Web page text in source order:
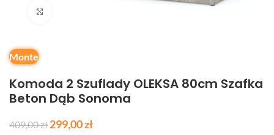
Monte
Komoda 2 Szuflady OLEKSA 80cm Szafka
Beton Dąb Sonoma
409,00zł 299,00zł